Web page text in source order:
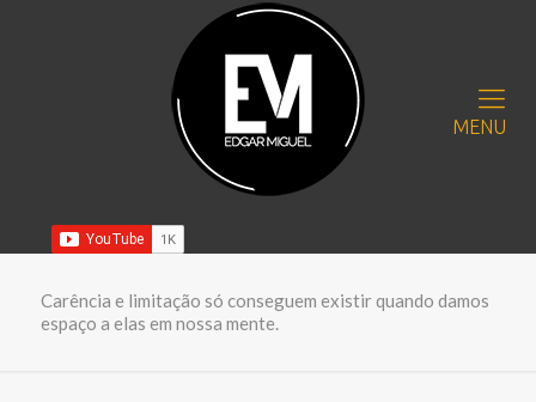
MENU
Carência e limitação só conseguem existir quando damos
espaço a elas em nossa mente.